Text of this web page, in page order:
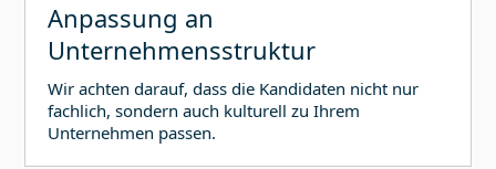
Anpassung an
Unternehmensstruktur
Wir achten darauf, dass die Kandidaten nicht nur
fachlich, sondern auch kulturell zu Ihrem
Unternehmen passen.